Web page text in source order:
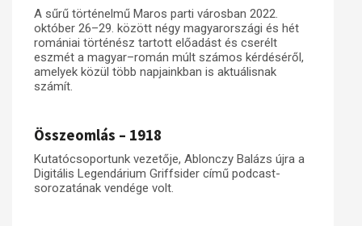
A sűrű történelmű Maros parti városban 2022.
október 26–29. között négy magyarországi és hét
romániai történész tartott előadást és cserélt
eszmét a magyar–román múlt számos kérdéséről,
amelyek közül több napjainkban is aktuálisnak
számít.
Összeomlás – 1918
Kutatócsoportunk vezetője, Ablonczy Balázs újra a
Digitális Legendárium Griffsider című podcast-
sorozatának vendége volt.